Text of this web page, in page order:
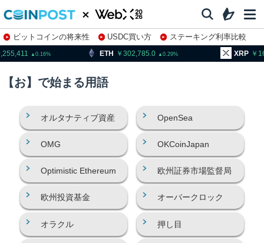
ビットコインの将来性 USDC買い方
ステーキング利率比較
株特集・関連銘柄
0.16 ETH 302,785.0 0.29 XRP
【お】で始まる用語
オルタナティブ資産 OpenSea
OMG OKCoinJapan
Optimistic Ethereum 欧州証券市場監督局
欧州投資基金 オーバークロック
オラクル 押し目